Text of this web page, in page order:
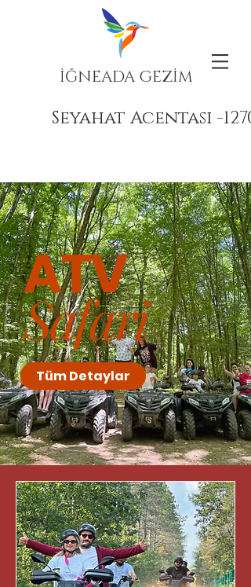
İĞNEADA GEZİM
Seyahat Acentası -
ATV
Safari
Tüm Detaylar